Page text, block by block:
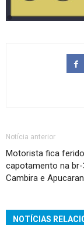
Notícia anterior
Motorista fica
capotamento na br-
Cambira e
NOTÍCIAS